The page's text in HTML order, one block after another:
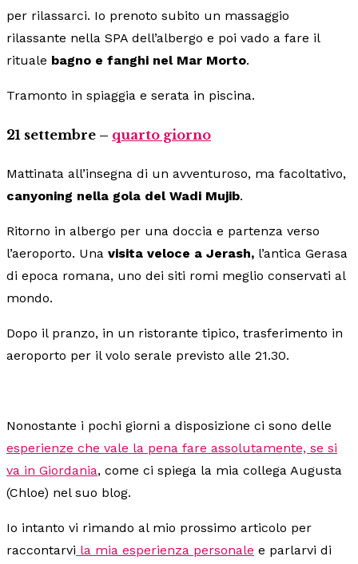
per rilassarci. Io prenoto subito un massaggio
rilassante nella SPA dell’albergo e poi vado a fare il
rituale bagno e fanghi nel Mar Morto.
Tramonto in spiaggia e serata in piscina.
21 settembre – quarto giorno
Mattinata all’insegna di un avventuroso, ma facoltativo,
canyoning nella gola del Wadi Mujib.
Ritorno in albergo per una doccia e partenza verso
l’aeroporto. Una visita veloce a Jerash, l’antica Gerasa
di epoca romana, uno dei siti romi meglio conservati al
mondo.
Dopo il pranzo, in un ristorante tipico, trasferimento in
aeroporto per il volo serale previsto alle 21.30.
Nonostante i pochi giorni a disposizione ci sono delle
esperienze che vale la pena fare assolutamente, se si
va in Giordania, come ci spiega la mia collega Augusta
(Chloe) nel suo blog.
Io intanto vi rimando al mio prossimo articolo per
raccontarvi la mia esperienza personale e parlarvi di